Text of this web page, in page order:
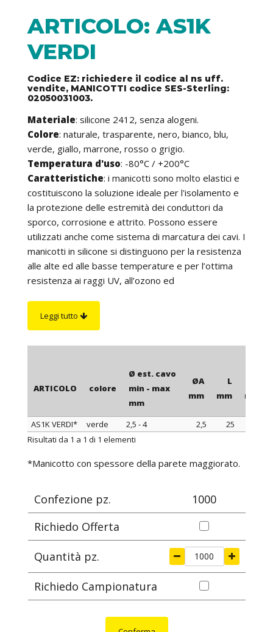
ARTICOLO: AS1K
VERDI
Codice EZ: richiedere il codice al ns uff.
vendite, MANICOTTI codice SES-Sterling:
02050031003.
Materiale: silicone 2412, senza alogeni.
Colore: naturale, trasparente, nero, bianco, blu,
verde, giallo, marrone, rosso o grigio.
Temperatura d'uso: -80°C / +200°C
Caratteristiche: i manicotti sono molto elastici e
costituiscono la soluzione ideale per l'isolamento e
la protezione delle estremità dei conduttori da
sporco, corrosione e attrito. Possono essere
utilizzati anche come sistema di marcatura dei cavi. I
manicotti in silicone si distinguono per la resistenza
alle alte ed alle basse temperature e per l’ottima
resistenza ai raggi UV, all’ozono ed
conduttori viene effettuato mediante l'uso delle
pinze a 3 becchi ed è facilitato dalla lubrificazione
facilitare il montaggio di questi sulle pinze è
consigliabile l'utilizzo del lubrificante LUB 2.
Leggi tutto
ARTICOLO colore
Ø est. cavo
min - max
mm
ØA
mm
L
mm
mm
ARTICOLO colore
Ø est. cavo
mm
AS1K VERDI* verde 2,5 - 4 2,5 25
Risultati da 1 a 1 di 1 elementi
*Manicotto con spessore della parete maggiorato.
Confezione pz.
1000
Richiedo Offerta
Quantità pz.
Richiedo Campionatura